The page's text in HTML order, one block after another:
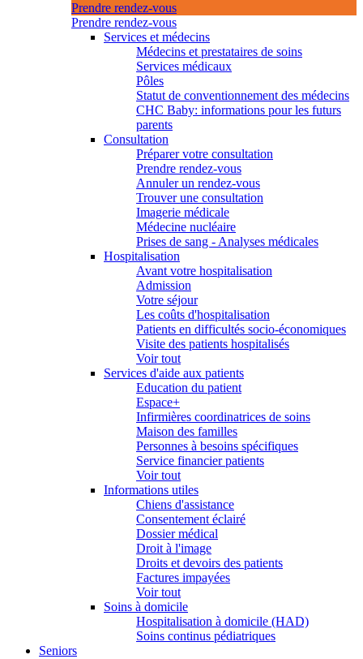
Prendre rendez-vous
Prendre rendez-vous
Services et médecins
Médecins et prestataires de soins
Services médicaux
Pôles
Statut de conventionnement des médecins
CHC Baby: informations pour les futurs
parents
Consultation
Préparer votre consultation
Prendre rendez-vous
Annuler un rendez-vous
Trouver une consultation
Imagerie médicale
Médecine nucléaire
Prises de sang - Analyses médicales
Hospitalisation
Avant votre hospitalisation
Admission
Votre séjour
Les coûts d'hospitalisation
Patients en difficultés socio-économiques
Visite des patients hospitalisés
Voir tout
Services d'aide aux patients
Education du patient
Espace+
Infirmières coordinatrices de soins
Maison des familles
Personnes à besoins spécifiques
Service financier patients
Voir tout
Informations utiles
Chiens d'assistance
Consentement éclairé
Dossier médical
Droit à l'image
Droits et devoirs des patients
Factures impayées
Voir tout
Soins à domicile
Hospitalisation à domicile (HAD)
Soins continus pédiatriques
Seniors